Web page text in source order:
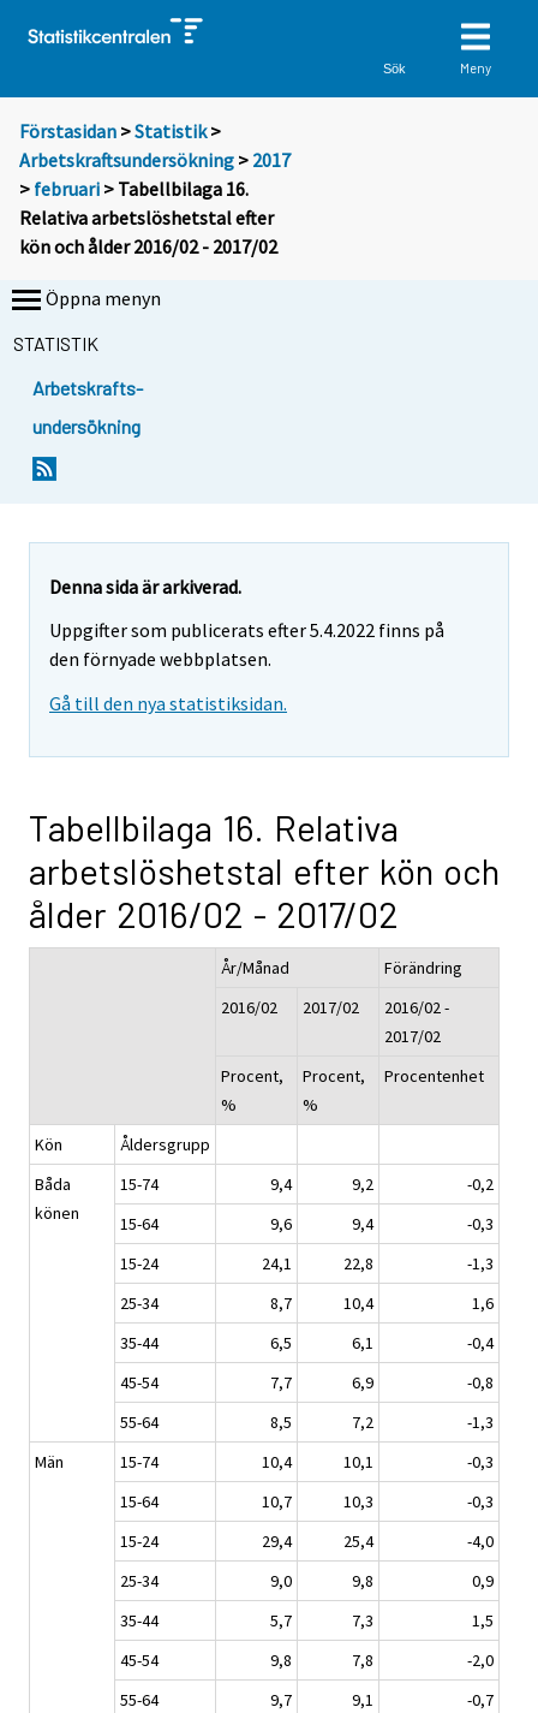
Sök Meny
Förstasidan >Statistik >
Arbetskraftsundersökning > 2017
> februari > Tabellbilaga 16.
Relativa arbetslöshetstal efter
kön och ålder 2016/02 - 2017/02
Öppna menyn
STATISTIK
Arbetskrafts-
undersökning
Denna sida är arkiverad.
Uppgifter som publicerats efter 5.4.2022 finns på
den förnyade webbplatsen.
Gå till den nya statistiksidan.
Tabellbilaga 16. Relativa
arbetslöshetstal efter kön och
ålder 2016/02 - 2017/02
År/Månad
Förändring
2016/02
2017/02
2016/02 -
2017/02
Procent,
%
Procent,
%
Procentenhet
Kön
Åldersgrupp
Båda
könen
15-74 9,4 9,2
-0,2
15-64
9,6 9,4
-0,3
15-24
24,1 22,8
-1,3
25-34
8,7 10,4
1,6
35-44
6,5 6,1
-0,4
45-54
7,7 6,9
-0,8
55-64
8,5 7,2
-1,3
Män
15-74 10,4 10,1
-0,3
15-64
10,7 10,3
-0,3
15-24
29,4 25,4
-4,0
25-34
9,0 9,8
0,9
35-44
5,7 7,3
1,5
45-54
9,8 7,8
-2,0
55-64
9,7 9,1
-0,7